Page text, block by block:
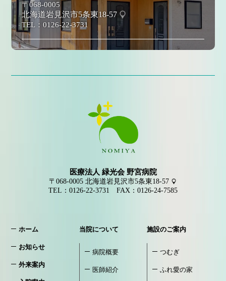
〒068-0005
北海道岩見沢市5条東18-57
TEL： 0126-22-3731
医療法人 緑光会 野宮病院
〒068-0005 北海道岩見沢市5条東18-57
TEL： 0126-22-3731 FAX：0126-24-7585
ホーム
お知らせ
外来案内
当院について
病院概要
医師紹介
施設のご案内
つむぎ
ふれ愛の家